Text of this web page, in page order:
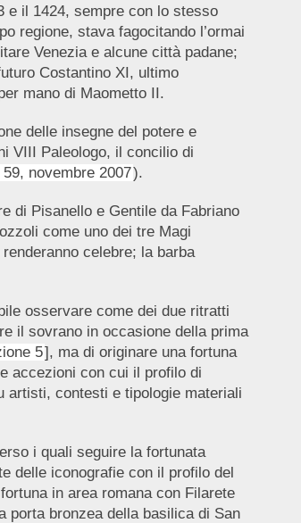
e il 1424, sempre con lo stesso
regione, stava fagocitando l’ormai
Venezia e alcune città padane;
Costantino XI, ultimo
mano di Maometto II.
delle insegne del potere e
VIII Paleologo, il concilio di
novembre 2007).
di Pisanello e Gentile da Fabriano
come uno dei tre Magi
celebre; la barba
osservare come dei due ritratti
il sovrano in occasione della prima
5], ma di originare una fortuna
accezioni con cui il profilo di
artisti, contesti e tipologie materiali
i quali seguire la fortunata
delle iconografie con il profilo del
in area romana con Filarete
porta bronzea della basilica di San